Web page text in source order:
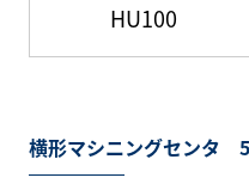
HU100
横形マシニングセンタ 5